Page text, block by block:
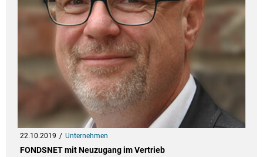
22.10.2019 Unternehmen
FONDSNET mit Neuzugang im Vertrieb